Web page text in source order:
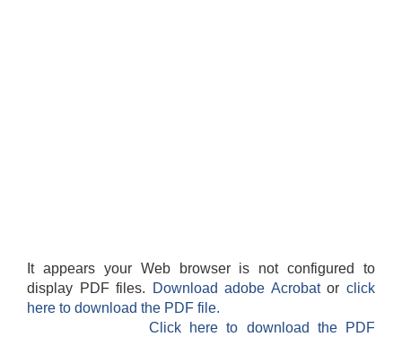
It appears your Web browser is not configured to
display PDF files.
Download adobe Acrobatorclick
here to download the PDF file.
Click here to download the PDF